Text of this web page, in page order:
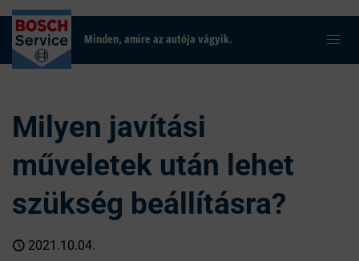
Minden, amire az autója vágyik.
Milyen javítási
műveletek után lehet
szükség beállításra?
2021.10.04.